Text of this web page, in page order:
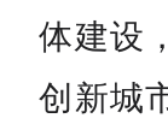
体建设
创新城